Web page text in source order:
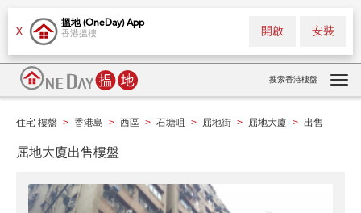
X
搵地 (OneDay) App
香港搵樓 安裝
開啟
搜索香港樓盤
住宅 樓盤 > 香港島 > 西區 > 石塘咀 > 屈地街 > 屈地大廈 > 出售
屈地大廈出售樓盤